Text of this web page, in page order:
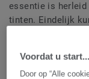
essentie is
tinten. Eindelijk
Voordat u start...
Door op “Alle